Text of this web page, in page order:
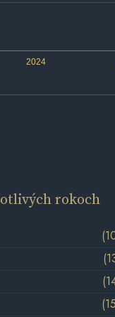
2024
rokoch